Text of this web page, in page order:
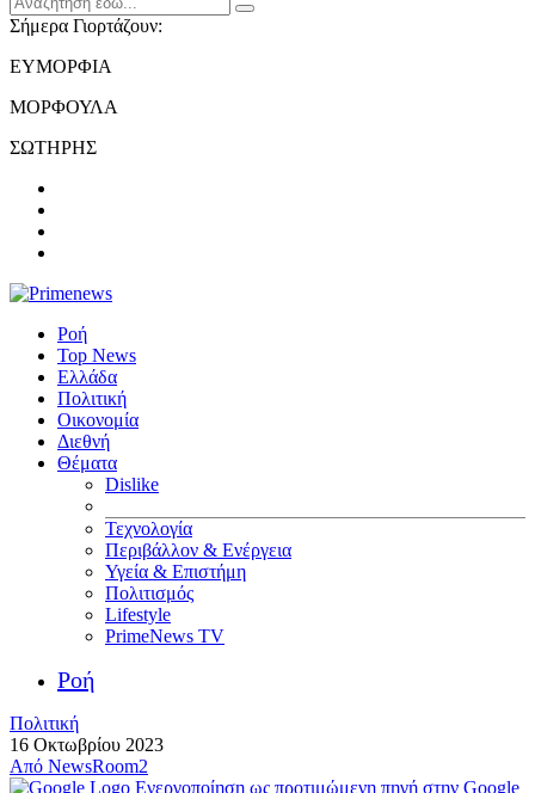
Σήμερα Γιορτάζουν:
ΕΥΜΟΡΦΙΑ
ΜΟΡΦΟΥΛΑ
ΣΩΤΗΡΗΣ
Ροή
Top News
Ελλάδα
Πολιτική
Οικονομία
Διεθνή
Θέματα
Dislike
Τεχνολογία
Περιβάλλον & Ενέργεια
Υγεία & Επιστήμη
Πολιτισμός
Lifestyle
PrimeNews TV
Ροή
Πολιτική
16 Οκτωβρίου 2023
Από NewsRoom2
Ενεργοποίηση ως προτιμώμενη πηγή στην Google